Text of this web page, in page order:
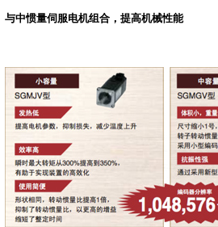
与中惯量伺服电机组合，提高机械性能